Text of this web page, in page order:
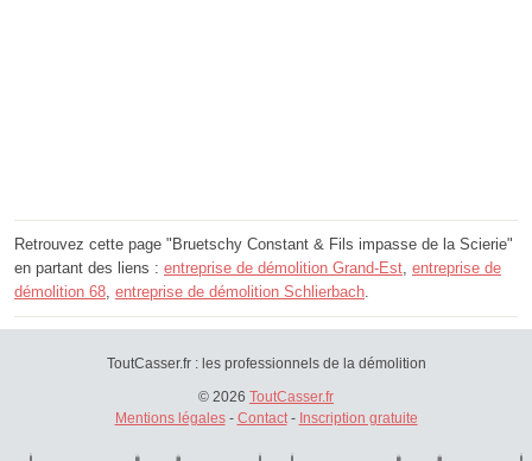
Retrouvez cette page "Bruetschy Constant & Fils impasse de la Scierie"
en partant des liens : entreprise de démolition Grand-Est, entreprise de
démolition 68, entreprise de démolition Schlierbach.
ToutCasser.fr : les professionnels de la démolition
© 2026 ToutCasser.fr
Mentions légales- Contact- Inscription gratuite